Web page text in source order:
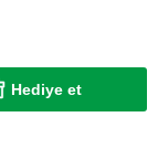
Hediye et